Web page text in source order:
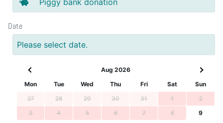
Piggy bank donation
Date
Please select date.
Aug 2026
Mon
Tue Wed Thu Fri Sat
Sun
27
28 29 30 31 1
2
3
4 5 6 7 8
9